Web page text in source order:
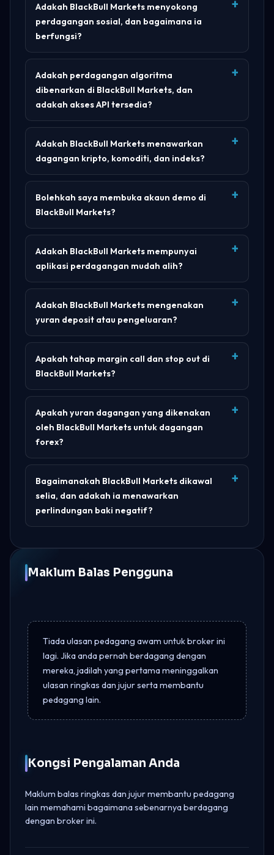
Adakah BlackBull Markets menyokong
perdagangan sosial, dan bagaimana ia
berfungsi?
Adakah perdagangan algoritma
dibenarkan di BlackBull Markets, dan
adakah akses API tersedia?
Adakah BlackBull Markets menawarkan
dagangan kripto, komoditi, dan indeks?
Bolehkah saya membuka akaun demo di
BlackBull Markets?
Adakah BlackBull Markets mempunyai
aplikasi perdagangan mudah alih?
Adakah BlackBull Markets mengenakan
yuran deposit atau pengeluaran?
Apakah tahap margin call dan stop out di
BlackBull Markets?
Apakah yuran dagangan yang dikenakan
oleh BlackBull Markets untuk dagangan
forex?
Bagaimanakah BlackBull Markets dikawal
selia, dan adakah ia menawarkan
perlindungan baki negatif?
Maklum Balas Pengguna
Tiada ulasan pedagang awam untuk broker ini
lagi. Jika anda pernah berdagang dengan
mereka, jadilah yang pertama meninggalkan
ulasan ringkas dan jujur serta membantu
pedagang lain.
Kongsi Pengalaman Anda
Maklum balas ringkas dan jujur membantu pedagang
lain memahami bagaimana sebenarnya berdagang
dengan broker ini.